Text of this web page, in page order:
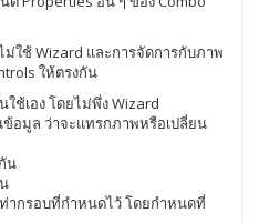
ม่ใช้ Wizard และการจัดการกับภาพ
ให้ตรงกัน
ใช้เอง โดยไม่พึ่ง Wizard
อมูล ว่าจะแทรกภาพหรือเปลี่ยน
น
ากรอบที่กำหนดไว้ โดยกำหนดที่